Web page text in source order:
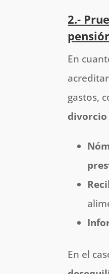
2.-
En
gastos,
divorcio
En el